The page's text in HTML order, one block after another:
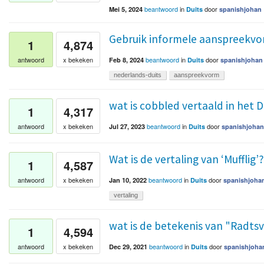
Mei 5, 2024 beantwoordin Duits door spanishjohan
1
antwoord
4,874
x bekeken
Gebruik informele
Feb 8, 2024 beantwoordin Duits door spanishjohan
nederlands-duits aanspreekvorm
1
antwoord
4,317
x bekeken
wat is cobbled vertaald in het
Jul 27, 2023 beantwoordin Duits door spanishjohan
1
antwoord
4,587
x bekeken
Wat is de vertaling van ‘Mufflig’?
Jan 10, 2022 beantwoordin Duits door
vertaling
1
antwoord
4,594
x bekeken
wat is de betekenis van
Dec 29, 2021 beantwoordin Duits door